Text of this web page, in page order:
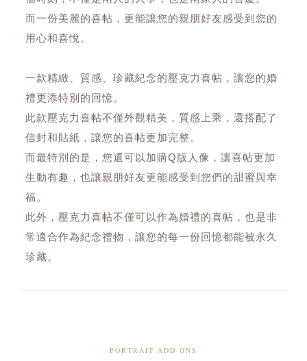
而一份美麗的喜帖，更能讓您的親朋好友感受到您的
用心和喜悅。
一款精緻、質感、珍藏紀念的壓克力喜帖，讓您的婚
禮更添特別的回憶。
此款壓克力喜帖不僅外觀精美，質感上乘，還搭配了
信封和貼紙，讓您的喜帖更加完整。
而最特別的是，您還可以加購Q版人像，讓喜帖更加
生動有趣，也讓親朋好友更能感受到您們的甜蜜與幸
福。
此外，壓克力喜帖不僅可以作為婚禮的喜帖，也是非
常適合作為紀念禮物，讓您的每一份回憶都能被永久
珍藏。
PORTRAIT ADD-ONS